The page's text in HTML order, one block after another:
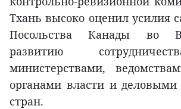
Тхань высоко оценил усилия
Посольства Канады во
развитию
министерствами,
органами власти и деловыми
стран.